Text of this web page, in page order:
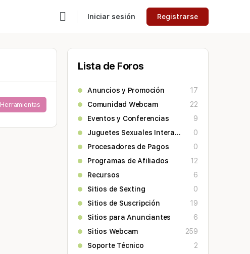
Iniciar sesión Registrarse
Herramientas
Lista de Foros
Anuncios y Promoción
17
Comunidad Webcam
22
Eventos y Conferencias
9
Juguetes Sexuales Interactivos
0
Procesadores de Pagos
0
Programas de Afiliados
12
Recursos
6
Sitios de Sexting
0
Sitios de Suscripción
19
Sitios para Anunciantes
6
Sitios Webcam
259
Soporte Técnico
2